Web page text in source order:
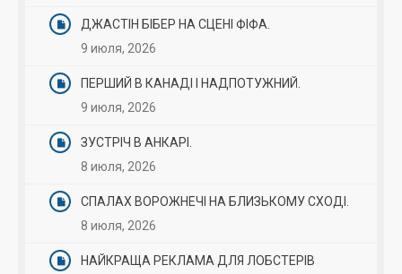
ДЖАСТІН БІБЕР НА СЦЕНІ ФІФА.
9 июля, 2026
ПЕРШИЙ В КАНАДІ І НАДПОТУЖНИЙ.
9 июля, 2026
ЗУСТРІЧ В АНКАРІ.
8 июля, 2026
СПАЛАХ ВОРОЖНЕЧІ НА БЛИЗЬКОМУ СХОДІ.
8 июля, 2026
НАЙКРАЩА РЕКЛАМА ДЛЯ ЛОБСТЕРІВ